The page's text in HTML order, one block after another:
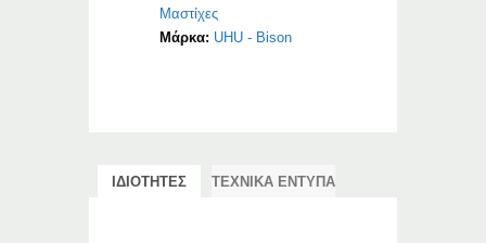
Μαστίχες
Μάρκα: UHU - Bison
ΙΔΙΟΤΗΤΕΣ ΤΕΧΝΙΚΑ ΕΝΤΥΠΑ